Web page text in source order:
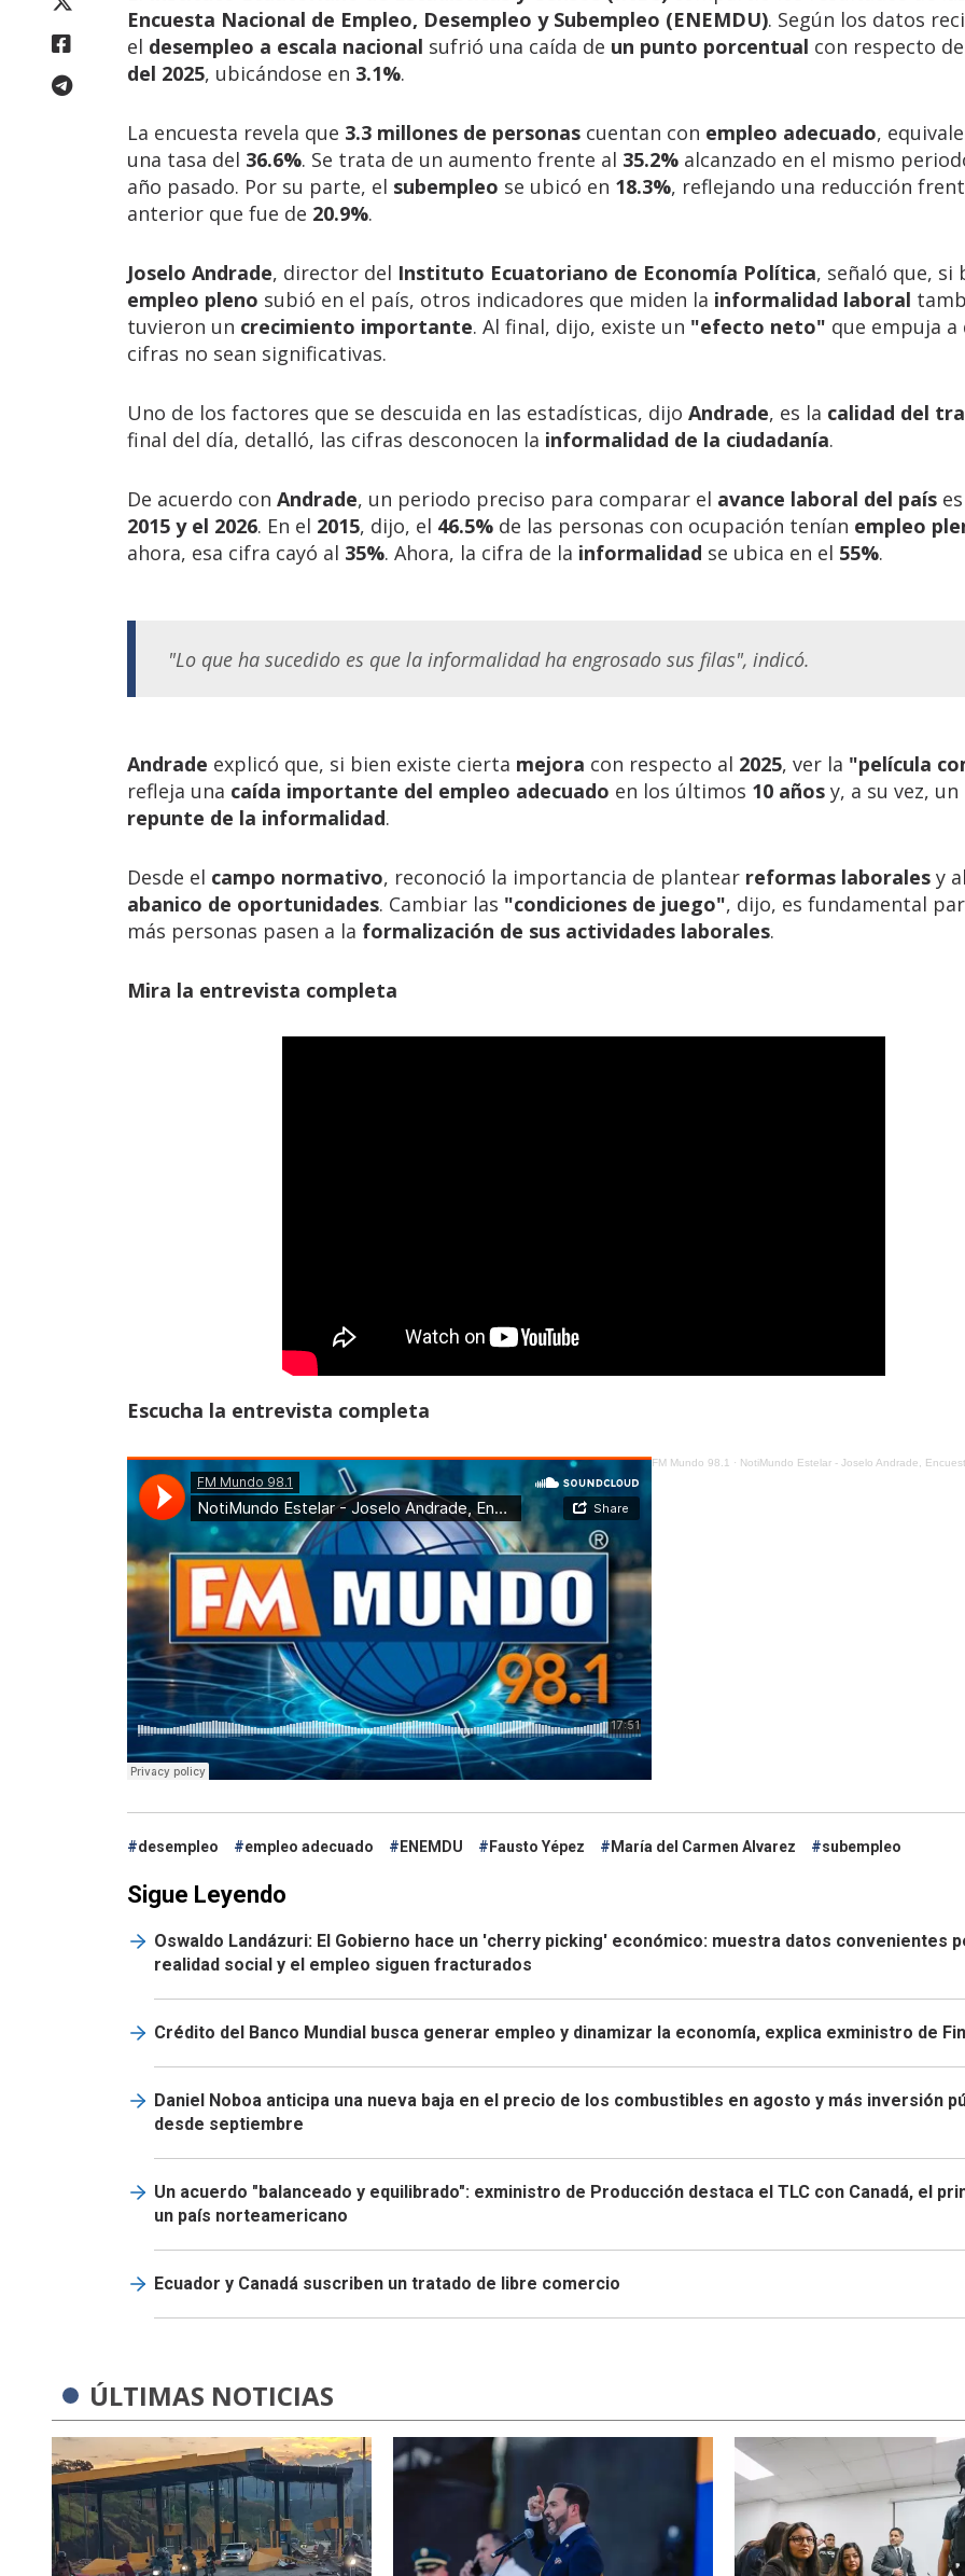
Encuesta Nacional de Empleo, Desempleo y Subempleo (ENEMDU). Según los datos
el desempleo a escala nacional sufrió una caída de un punto porcentual con respecto de
del 2025, ubicándose en 3.1%.
La encuesta revela que 3.3 millones de personas cuentan con empleo adecuado,
una tasa del 36.6%. Se trata de un aumento frente al 35.2% alcanzado en el mismo
año pasado. Por su parte, el subempleo se ubicó en 18.3%, reflejando una reducción
anterior que fue de 20.9%.
Joselo Andrade, director del Instituto Ecuatoriano de Economía Política, señaló que, si
empleo pleno subió en el país, otros indicadores que miden la informalidad laboral
tuvieron un crecimiento importante. Al final, dijo, existe un "efecto neto" que empuja a
cifras no sean significativas.
Uno de los factores que se descuida en las estadísticas, dijo Andrade, es la calidad del
final del día, detalló, las cifras desconocen la informalidad de la ciudadanía.
De acuerdo con Andrade, un periodo preciso para comparar el avance laboral del país
2015 y el 2026. En el 2015, dijo, el 46.5% de las personas con ocupación tenían empleo
ahora, esa cifra cayó al 35%. Ahora, la cifra de la informalidad se ubica en el 55%.
"Lo que ha sucedido es que la informalidad ha engrosado sus filas", indicó.
Andrade explicó que, si bien existe cierta mejora con respecto al 2025, ver la "película
refleja una caída importante del empleo adecuado en los últimos 10 años y, a su vez, un
repunte de la informalidad.
Desde el campo normativo, reconoció la importancia de plantear reformas laborales y
abanico de oportunidades. Cambiar las "condiciones de juego", dijo, es fundamental
más personas pasen a la formalización de sus actividades laborales.
Mira la entrevista completa
Escucha la entrevista completa
FM Mundo 98.1 · NotiMundo Estelar - Joselo Andrade, Encuesta de Empleo, Desempleo y Subempleo en el
desempleo empleo adecuado ENEMDU Fausto Yépez María del Carmen Alvarez subempleo
Sigue Leyendo
Oswaldo Landázuri: El Gobierno hace un 'cherry picking' económico: muestra datos convenientes
realidad social y el empleo siguen fracturados
Crédito del Banco Mundial busca generar empleo y dinamizar la economía, explica exministro de
Daniel Noboa anticipa una nueva baja en el precio de los combustibles en agosto y más inversión
desde septiembre
Un acuerdo "balanceado y equilibrado": exministro de Producción destaca el TLC con Canadá, el
un país norteamericano
Ecuador y Canadá suscriben un tratado de libre comercio
ÚLTIMAS NOTICIAS